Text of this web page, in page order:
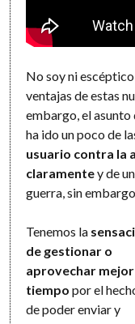
No soy ni
ventajas de estas
embargo, el asunto
ha ido un poco de
usuario contra la
claramentey de
guerra, sin
Tenemos la
de gestionar o
aprovechar mejor
tiempo por el
de poder enviar y